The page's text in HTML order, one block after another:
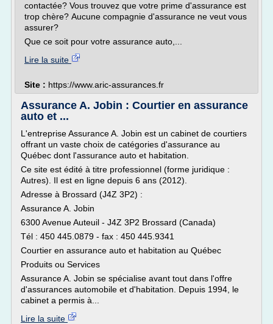
contactée? Vous trouvez que votre prime d'assurance est
trop chère? Aucune compagnie d'assurance ne veut vous
assurer?
Que ce soit pour votre assurance auto,...
Lire la suite
Site : https://www.aric-assurances.fr
Assurance A. Jobin : Courtier en assurance
auto et ...
L'entreprise Assurance A. Jobin est un cabinet de courtiers
offrant un vaste choix de catégories d'assurance au
Québec dont l'assurance auto et habitation.
Ce site est édité à titre professionnel (forme juridique :
Autres). Il est en ligne depuis 6 ans (2012).
Adresse à Brossard (J4Z 3P2) :
Assurance A. Jobin
6300 Avenue Auteuil - J4Z 3P2 Brossard (Canada)
Tél : 450 445.0879 - fax : 450 445.9341
Courtier en assurance auto et habitation au Québec
Produits ou Services
Assurance A. Jobin se spécialise avant tout dans l'offre
d'assurances automobile et d'habitation. Depuis 1994, le
cabinet a permis à...
Lire la suite